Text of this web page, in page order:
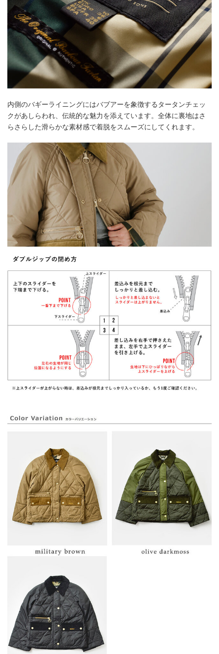
内側のバギーライニングにはバブアーを象徴するタータンチェッ
クがあしらわれ、伝統的な魅力を添えています。全体に裏地はさ
らさらした滑らかな素材感で着脱をスムーズにしてくれます。